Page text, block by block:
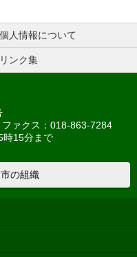
個人情報について
リンク集
ァクス：018-863-7284
時15分まで
市の組織